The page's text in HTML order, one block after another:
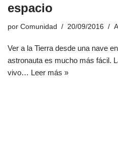
espacio
por Comunidad 20/09/2016
Ver a la Tierra desde una nave
astronauta es mucho más fácil.
vivo… Leer más »